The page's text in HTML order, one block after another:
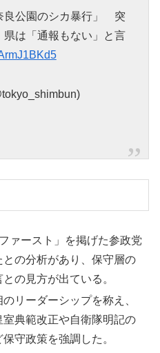
良公園のシカ暴行」 突
は「通報もない」と言
ァースト」を掲げた参政党
の分析があり、保守層の
の見方が出ている。
リーダーシップを称え、
典範改正や自衛隊明記の
守政策を強調した。